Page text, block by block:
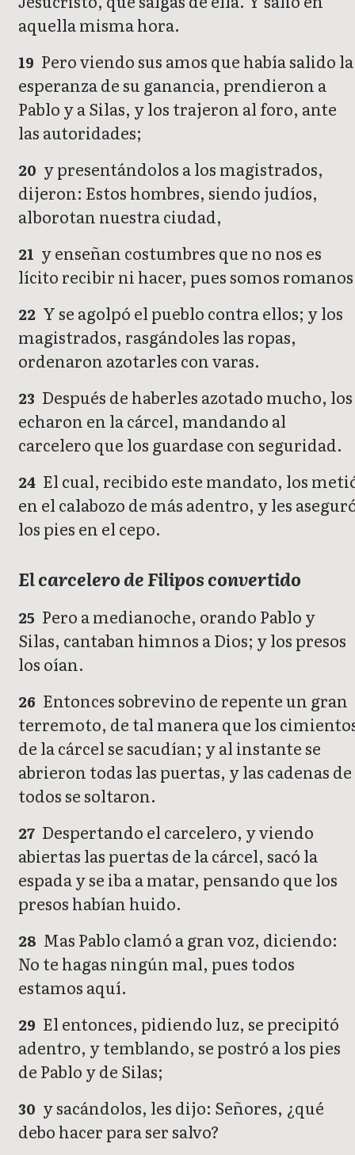
aquella misma hora.
19 Pero viendo sus amos que había salido la
esperanza de su ganancia, prendieron a
Pablo y a Silas, y los trajeron al foro, ante
las autoridades;
20 y presentándolos a los magistrados,
dijeron: Estos hombres, siendo judíos,
alborotan nuestra ciudad,
21 y enseñan costumbres que no nos es
lícito recibir ni hacer, pues somos
22 Y se agolpó el pueblo contra ellos; y los
magistrados, rasgándoles las ropas,
ordenaron azotarles con varas.
23 Después de haberles azotado mucho, los
echaron en la cárcel, mandando al
carcelero que los guardase con seguridad.
24 El cual, recibido este mandato, los
en el calabozo de más adentro, y les
los pies en el cepo.
El carcelero de Filipos convertido
25 Pero a medianoche, orando Pablo y
Silas, cantaban himnos a Dios; y los presos
los oían.
26 Entonces sobrevino de repente un gran
terremoto, de tal manera que los
de la cárcel se sacudían; y al instante se
abrieron todas las puertas, y las cadenas de
todos se soltaron.
27 Despertando el carcelero, y viendo
abiertas las puertas de la cárcel, sacó la
espada y se iba a matar, pensando que los
presos habían huido.
28 Mas Pablo clamó a gran voz, diciendo:
No te hagas ningún mal, pues todos
estamos aquí.
29 El entonces, pidiendo luz, se precipitó
adentro, y temblando, se postró a los pies
de Pablo y de Silas;
30 y sacándolos, les dijo: Señores, ¿qué
debo hacer para ser salvo?